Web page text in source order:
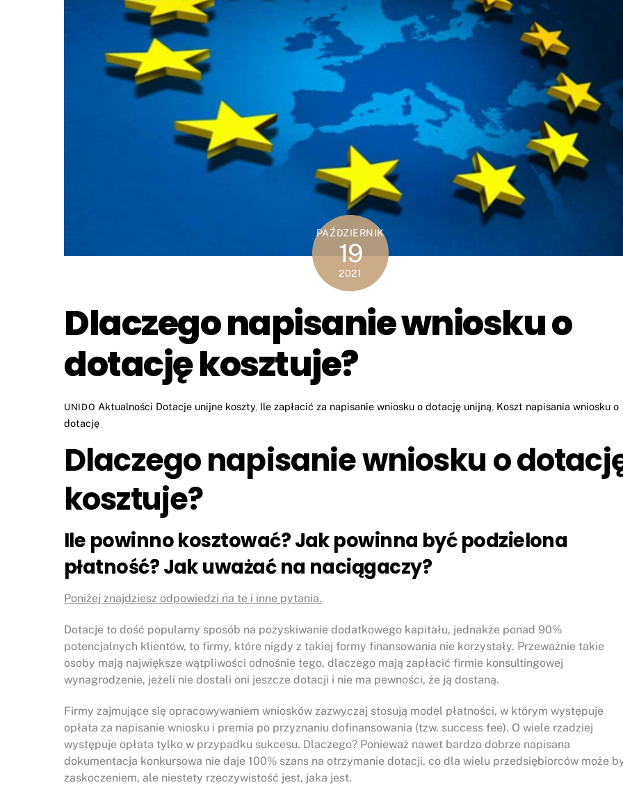
PAŹDZIERNIK
19
2021
Dlaczego napisanie wniosku o
dotację kosztuje?
UNIDO Aktualności Dotacje unijne koszty, Ile zapłacić za napisanie wniosku o dotację unijną, Koszt napisania wniosku o
dotację
Dlaczego napisanie wniosku o
kosztuje?
Ile powinno kosztować?Jak powinna być podzielona
płatność?Jak uważać na naciągaczy?
Poniżej znajdziesz odpowiedzi na te i inne pytania.
Dotacje to dość popularny sposób na pozyskiwanie dodatkowego kapitału, jednakże ponad 90%
potencjalnych klientów, to firmy, które nigdy z takiej formy finansowania nie korzystały. Przeważnie takie
osoby mają największe wątpliwości odnośnie tego, dlaczego mają zapłacić firmie konsultingowej
wynagrodzenie, jeżeli nie dostali oni jeszcze dotacji i nie ma pewności, że ją dostaną.
Firmy zajmujące się opracowywaniem wniosków zazwyczaj stosują model płatności, w którym występuje
opłata za napisanie wniosku i premia po przyznaniu dofinansowania (tzw. success fee). O wiele rzadziej
występuje opłata tylko w przypadku sukcesu. Dlaczego? Ponieważ nawet bardzo dobrze napisana
dokumentacja konkursowa nie daje 100% szans na otrzymanie dotacji, co dla wielu przedsiębiorców może
zaskoczeniem, ale niestety rzeczywistość jest, jaka jest.